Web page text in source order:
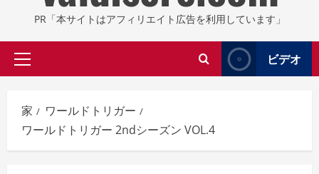
PR「本サイトはアフィリエイト広告を利用しています」
プ
イ
マ
リ
メ
ビデオ
家
ワールドトリガー
ワールドトリガー 2ndシーズン VOL.4